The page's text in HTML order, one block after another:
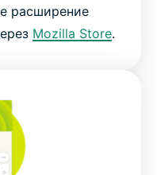
расширение
Mozilla Store.